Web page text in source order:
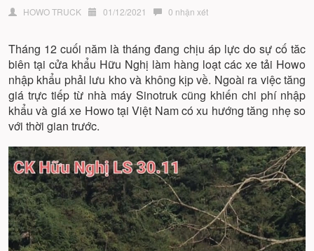
HOWO TRUCK 01/12/2021 0 nhận xét
Tháng 12 cuối năm là tháng đang chịu áp lực do sự cố tăc
biên tại cửa khẩu Hữu Nghị làm hàng loạt các xe tải Howo
nhập khẩu phải lưu kho và không kịp về. Ngoài ra việc tăng
giá trực tiếp từ nhà máy Sinotruk cũng khiến chi phí nhập
khẩu và giá xe Howo tại Việt Nam có xu hướng tăng nhẹ so
với thời gian trước.